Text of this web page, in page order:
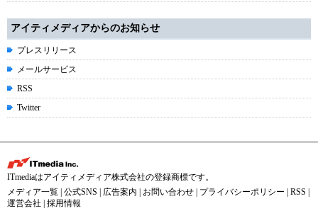
アイティメディアからのお知らせ
プレスリリース
メールサービス
RSS
Twitter
ITmediaはアイティメディア株式会社の登録商標です。
メディア一覧 公式SNS 広告案内 お問い合わせ プライバシーポリシー RSS
運営会社
採用情報